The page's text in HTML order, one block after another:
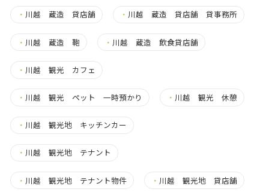
・ 川越 蔵造 貸店舗 ・ 川越 蔵造 貸店舗 貸事務所
・ 川越 蔵造 鞄 ・ 川越 蔵造 飲食貸店舗
・ 川越 観光 カフェ
・ 川越 観光 ペット 一時預かり ・ 川越 観光 休憩
・ 川越 観光地 キッチンカー
・ 川越 観光地 テナント
・ 川越 観光地 テナント物件 ・ 川越 観光地 貸店舗